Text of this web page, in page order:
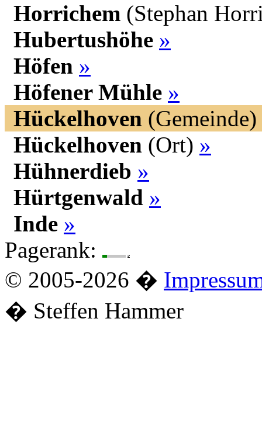
Horrichem (Stephan
Hubertushöhe »
Höfen »
Höfener Mühle »
Hückelhoven (Gemeinde)
Hückelhoven (Ort) »
Hühnerdieb »
Hürtgenwald »
Inde »
Pagerank:
© 2005-2026 �
� Steffen Hammer